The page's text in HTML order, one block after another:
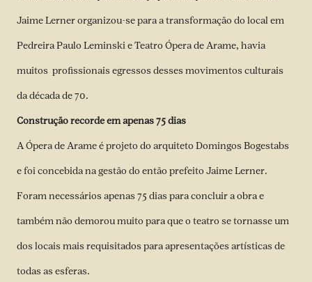
Jaime Lerner organizou-se para a transformação do local em
Pedreira Paulo Leminski e Teatro Ópera de Arame, havia
muitos profissionais egressos desses movimentos culturais
da década de 70.
Construção recorde em apenas 75 dias
A Ópera de Arame é projeto do arquiteto Domingos Bogestabs
e foi concebida na gestão do então prefeito Jaime Lerner.
Foram necessários apenas 75 dias para concluir a obra e
também não demorou muito para que o teatro se tornasse um
dos locais mais requisitados para apresentações artísticas de
todas as esferas.